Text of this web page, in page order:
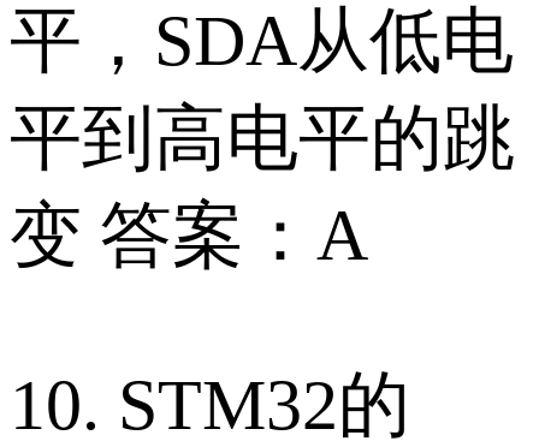
平，SDA从低电
平到高电平的跳
变 答案：A
10. STM32的